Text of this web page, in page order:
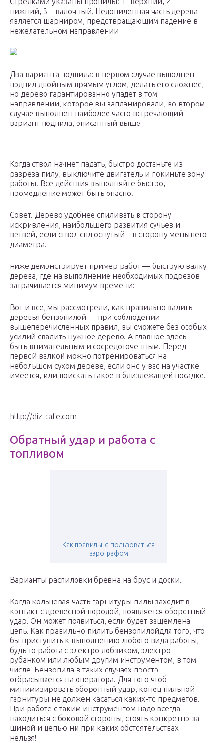
нижний, 3 – валочный. Недопиленная часть дерева
является шарниром, предотвращающим падение в
нежелательном направлении
Два варианта подпила: в первом случае выполнен
подпил двойным прямым углом, делать его сложнее,
но дерево гарантированно упадет в том
направлении, которое вы запланировали, во втором
случае выполнен наиболее часто встречающий
вариант подпила, описанный выше
Когда ствол начнет падать, быстро достаньте из
разреза пилу, выключите двигатель и покиньте зону
работы. Все действия выполняйте быстро,
промедление может быть опасно.
Совет. Дерево удобнее спиливать в сторону
искривления, наибольшего развития сучьев и
ветвей, если ствол сплюснутый – в сторону меньшего
диаметра.
ниже демонстрирует пример работ — быструю валку
дерева, где на выполнение необходимых подрезов
затрачивается минимум времени:
Вот и все, мы рассмотрели, как правильно валить
деревья бензопилой — при соблюдении
вышеперечисленных правил, вы сможете без особых
усилий свалить нужное дерево. А главное здесь –
быть внимательным и сосредоточенным. Перед
первой валкой можно потренироваться на
небольшом сухом дереве, если оно у вас на участке
имеется, или поискать такое в близлежащей посадке.
http://diz-cafe.com
Обратный удар и работа с
топливом
Как правильно пользоваться
аэрографом
Варианты распиловки бревна на брус и доски.
Когда кольцевая часть гарнитуры пилы заходит в
контакт с древесной породой, появляется оборотный
удар. Он может появиться, если будет защемлена
цепь. Как правильно пилить бензопилойдля того, что
бы приступить к выполнению любого вида работы,
будь то работа с электро лобзиком, электро
рубанком или любым другим инструментом, в том
числе. Бензопила в таких случаях просто
отбрасывается на оператора. Для того чтоб
минимизировать оборотный удар, конец пильной
гарнитуры не должен касаться каких-то предметов.
При работе с таким инструментом надо всегда
находиться с боковой стороны, стоять конкретно за
шиной и цепью ни при каких обстоятельствах
нельзя!